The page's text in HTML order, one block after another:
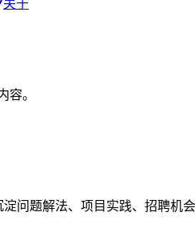
关于
容。
问题解法、项目实践、招聘机会